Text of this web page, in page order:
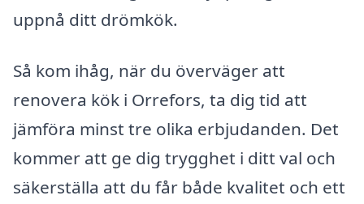
uppnå ditt drömkök.
Så kom ihåg, när du överväger att
renovera kök i Orrefors, ta dig tid att
jämföra minst tre olika erbjudanden. Det
kommer att ge dig trygghet i ditt val och
säkerställa att du får både kvalitet och ett